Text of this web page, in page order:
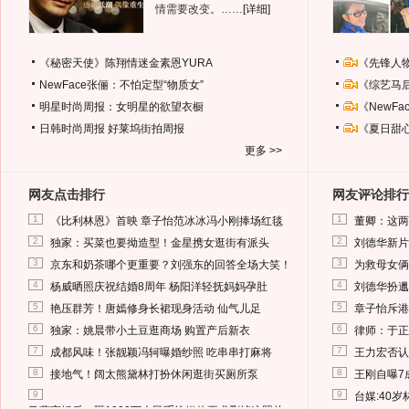
情需要改变。…… [详细]
《秘密天使》陈翔情迷金素恩YURA
NewFace张俪：不怕定型“物质女”
明星时尚周报：女明星的欲望衣橱
日韩时尚周报 好莱坞街拍周报
更多 >>
《先锋
《综艺
《
《夏日
网友点击排行
1 《比利林恩》首映 章子怡范冰冰冯小刚捧场红毯
2 独家：买菜也要拗造型！金星携女逛街有派头
3 京东和奶茶哪个更重要？刘强东的回答全场大笑！
4 杨威晒照庆祝结婚8周年 杨阳洋轻抚妈妈孕肚
5 艳压群芳！唐嫣修身长裙现身活动 仙气儿足
6 独家：姚晨带小土豆逛商场 购置产后新衣
7 成都风味！张靓颖冯轲曝婚纱照 吃串串打麻将
8 接地气！阔太熊黛林打扮休闲逛街买厕所泵
9
网友评论排行
1 董卿：这
2 刘德华新
3 为救母女
4 刘德华扮
5 章子怡斥
6 律师：于
7 王力宏否
8 王刚自曝7
9 台媒:40岁